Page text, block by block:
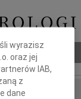
wyrazisz
oraz jej
IAB,
z
dane